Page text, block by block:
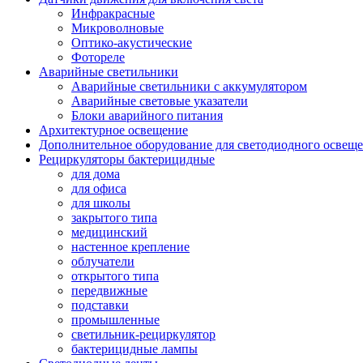
Инфракрасные
Микроволновые
Оптико-акустические
Фотореле
Аварийные светильники
Аварийные светильники с аккумулятором
Аварийные световые указатели
Блоки аварийного питания
Архитектурное освещение
Дополнительное оборудование для светодиодного
Рециркуляторы бактерицидные
для дома
для офиса
для школы
закрытого типа
медицинский
настенное крепление
облучатели
открытого типа
передвижные
подставки
промышленные
светильник-рециркулятор
бактерицидные лампы